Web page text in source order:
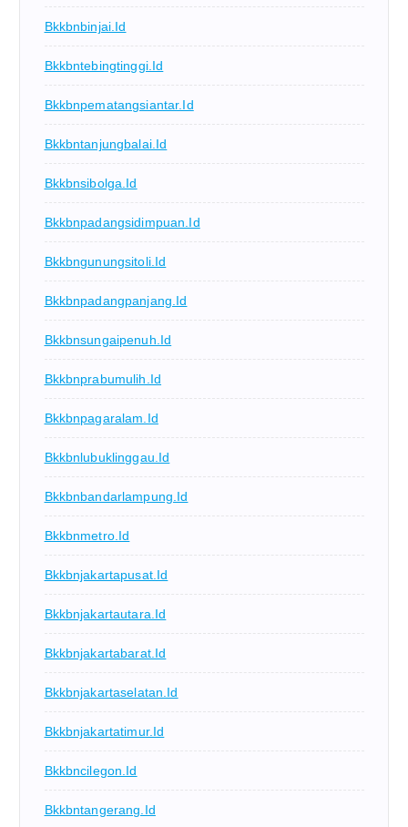
Bkkbnbinjai.id
Bkkbntebingtinggi.id
Bkkbnpematangsiantar.id
Bkkbntanjungbalai.id
Bkkbnsibolga.id
Bkkbnpadangsidimpuan.id
Bkkbngunungsitoli.id
Bkkbnpadangpanjang.id
Bkkbnsungaipenuh.id
Bkkbnprabumulih.id
Bkkbnpagaralam.id
Bkkbnlubuklinggau.id
Bkkbnbandarlampung.id
Bkkbnmetro.id
Bkkbnjakartapusat.id
Bkkbnjakartautara.id
Bkkbnjakartabarat.id
Bkkbnjakartaselatan.id
Bkkbnjakartatimur.id
Bkkbncilegon.id
Bkkbntangerang.id